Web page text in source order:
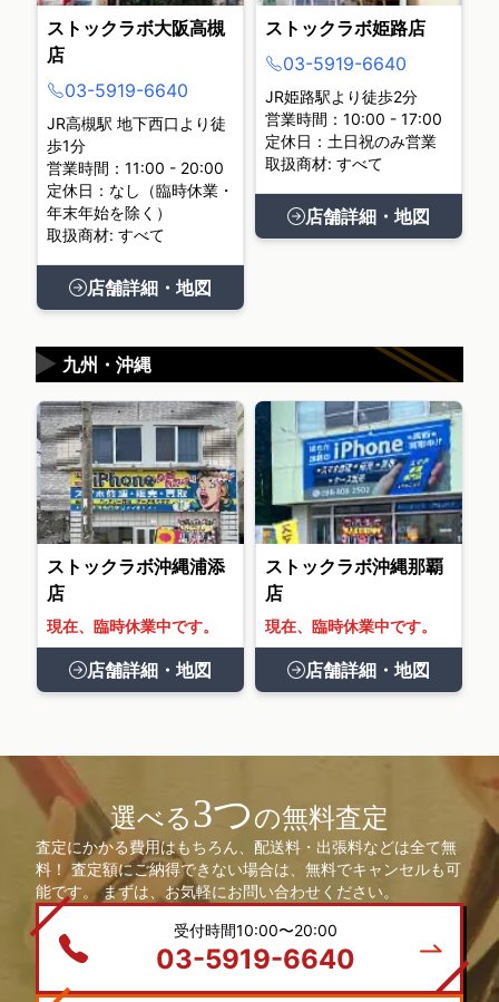
ストックラボ大阪高槻
店
03-5919-6640
JR高槻駅 地下西口より徒
歩1分
営業時間：11:00 - 20:00
定休日：なし（臨時休業・
年末年始を除く）
取扱商材: すべて
店舗詳細・地図
ストックラボ姫路店
03-5919-6640
JR姫路駅より徒歩2分
営業時間：10:00 - 17:00
定休日：土日祝のみ営業
取扱商材: すべて
店舗詳細・地図
九州・沖縄
▶
ストックラボ沖縄浦添
店
現在、臨時休業中です。
店舗詳細・地図
ストックラボ沖縄那覇
店
現在、臨時休業中です。
店舗詳細・地図
選べる3つの無料査定
査定にかかる費用はもちろん、配送料・出張料などは全て無
料！ 査定額にご納得できない場合は、無料でキャンセルも可
能です。 まずは、お気軽にお問い合わせください。
受付時間10:00〜20:00
03-5919-6640